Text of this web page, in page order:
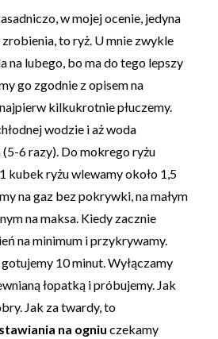
w mojej ocenie, jedyna
to ryż. U mnie zwykle
na lubego, bo ma do tego lepszy
go zgodnie z opisem na
kilkukrotnie płuczemy.
wodzie i aż woda
(5-6 razy). Do mokrego ryżu
kubek ryżu wlewamy około 1,5
na gaz bez pokrywki, na małym
na maksa. Kiedy zacznie
na minimum i przykrywamy.
gotujemy 10 minut. Wyłączamy
łopatką i próbujemy. Jak
Jak za twardy, to
na ogniu czekamy